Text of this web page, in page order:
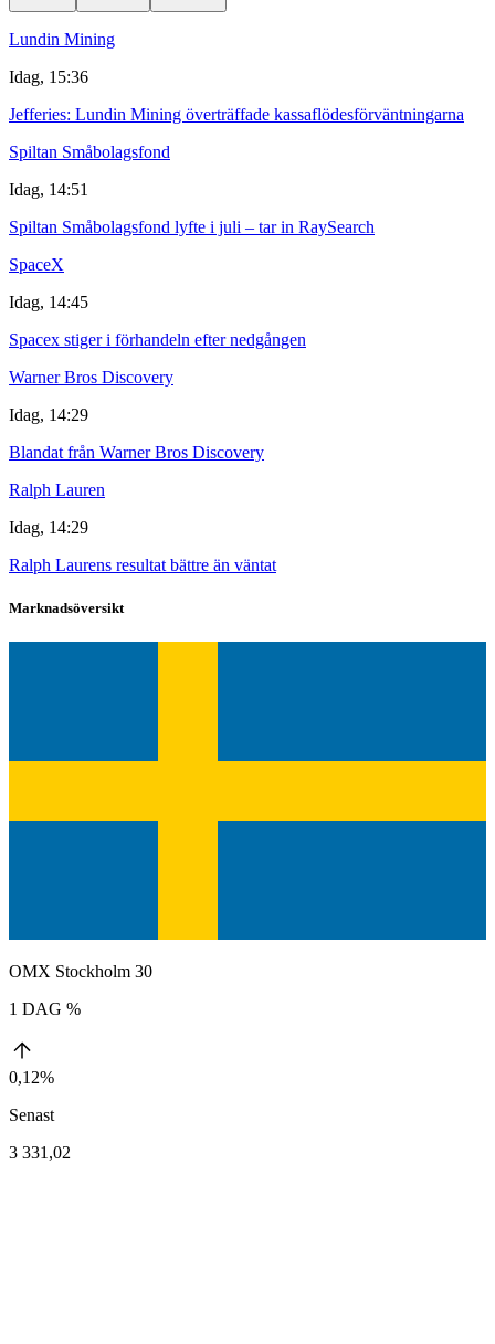
Lundin Mining
Idag, 15:36
Jefferies: Lundin Mining överträffade kassaflödesförväntningarna
Spiltan Småbolagsfond
Idag, 14:51
Spiltan Småbolagsfond lyfte i juli – tar in RaySearch
SpaceX
Idag, 14:45
Spacex stiger i förhandeln efter nedgången
Warner Bros Discovery
Idag, 14:29
Blandat från Warner Bros Discovery
Ralph Lauren
Idag, 14:29
Ralph Laurens resultat bättre än väntat
Marknadsöversikt
OMX Stockholm 30
1 DAG %
0,12%
Senast
3 331,02